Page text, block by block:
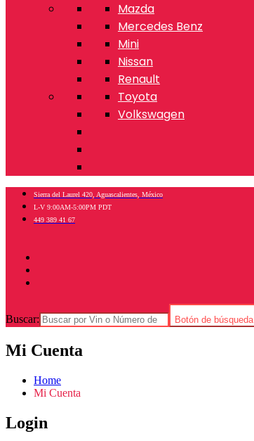
Mazda
Mercedes Benz
Mini
Nissan
Renault
Toyota
Volkswagen
Sierra del Laurel 420, Aguascalientes, México
L-V 9:00AM-5:00PM PDT
449 389 41 67
Buscar: Botón de búsqueda
Mi Cuenta
Home
Mi Cuenta
Login